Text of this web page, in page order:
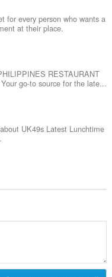
for every person who wants a
at their place.
RESTAURANT
go-to source for the late...
UK49s Latest Lunchtime